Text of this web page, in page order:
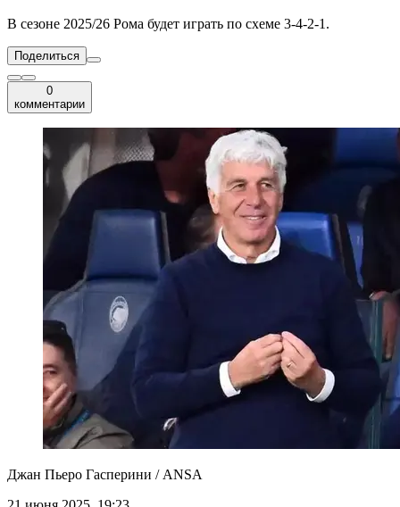
В сезоне 2025/26 Рома будет играть по схеме 3-4-2-1.
Поделиться
0
комментарии
Джан Пьеро Гасперини / ANSA